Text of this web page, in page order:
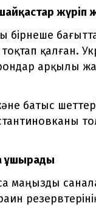
жүріп
бірнеше
қалған.
арқылы
батыс
ұшырады
маңызды